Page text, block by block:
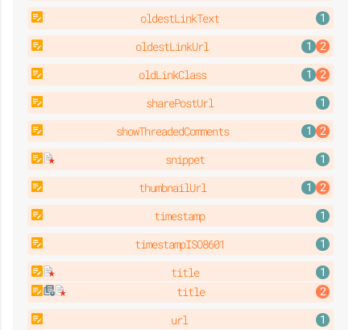
oldestLinkText
oldestLinkUrl
oldLinkClass
sharePostUrl
showThreadedComments
snippet
thumbnailUrl
timestamp
timestampISO8601
title
title
url